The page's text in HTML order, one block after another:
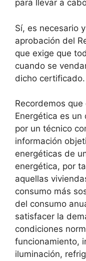
para llevar a
Sí, es necesario
aprobación del
que exige que
cuando se
dicho certificado.
Recordemos
Energética es
por un técnico
información
energéticas de
energética, por
aquellas
consumo más
del consumo
satisfacer la
condiciones
funcionamiento,
iluminación,